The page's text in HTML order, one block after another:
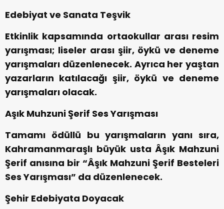
Edebiyat ve Sanata Teşvik
Etkinlik kapsamında ortaokullar arası resim
yarışması; liseler arası şiir, öykü ve deneme
yarışmaları düzenlenecek. Ayrıca her yaştan
yazarların katılacağı şiir, öykü ve deneme
yarışmaları olacak.
Aşık Muhzuni Şerif Ses Yarışması
Tamamı ödüllü bu yarışmaların yanı sıra,
Kahramanmaraşlı büyük usta Âşık Mahzuni
Şerif anısına bir “Âşık Mahzuni Şerif Besteleri
Ses Yarışması” da düzenlenecek.
Şehir Edebiyata Doyacak